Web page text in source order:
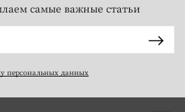
самые важные статьи
персональных данных